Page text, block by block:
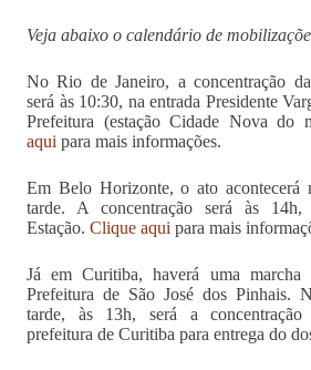
Veja abaixo o calendário de
No Rio de Janeiro, a concentração
será às 10:30, na entrada Presidente
Prefeitura (estação Cidade Nova do
aqui para mais informações.
Em Belo Horizonte, o ato acontecerá
tarde. A concentração será às
Estação. Clique aqui para mais
Já em Curitiba, haverá uma
Prefeitura de São José dos Pinhais.
tarde, às 13h, será a
prefeitura de Curitiba para entrega do